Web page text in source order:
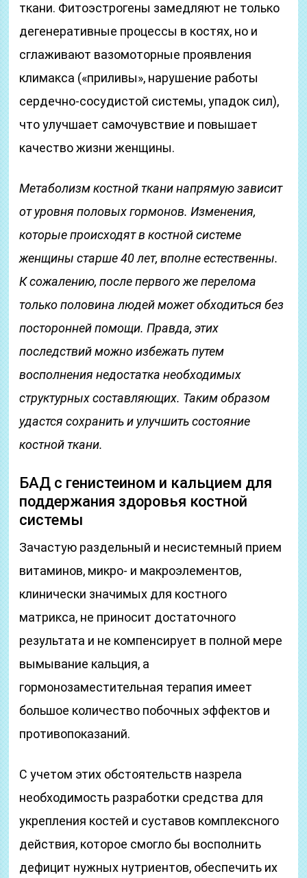
ткани. Фитоэстрогены замедляют не только
дегенеративные процессы в костях, но и
сглаживают вазомоторные проявления
климакса («приливы», нарушение работы
сердечно-сосудистой системы, упадок сил),
что улучшает самочувствие и повышает
качество жизни женщины.
Метаболизм костной ткани напрямую зависит
от уровня половых гормонов. Изменения,
которые происходят в костной системе
женщины старше 40 лет, вполне естественны.
К сожалению, после первого же перелома
только половина людей может обходиться без
посторонней помощи. Правда, этих
последствий можно избежать путем
восполнения недостатка необходимых
структурных составляющих. Таким образом
удастся сохранить и улучшить состояние
костной ткани.
БАД с генистеином и кальцием для
поддержания здоровья костной
системы
Зачастую раздельный и несистемный прием
витаминов, микро- и макроэлементов,
клинически значимых для костного
матрикса, не приносит достаточного
результата и не компенсирует в полной мере
вымывание кальция, а
гормонозаместительная терапия имеет
большое количество побочных эффектов и
противопоказаний.
С учетом этих обстоятельств назрела
необходимость разработки средства для
укрепления костей и суставов комплексного
действия, которое смогло бы восполнить
дефицит нужных нутриентов, обеспечить их